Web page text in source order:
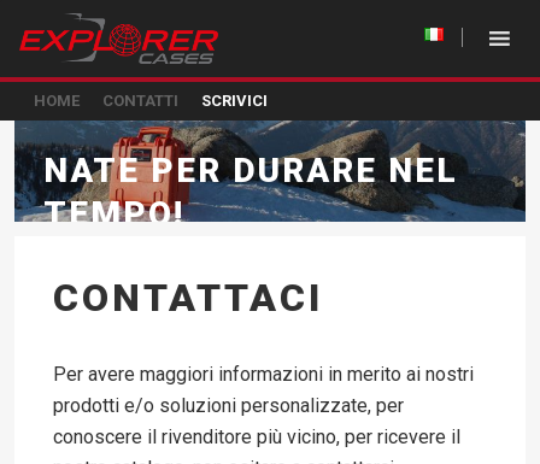
HOME CONTATTI SCRIVICI
NATE PER DURARE NEL
TEMPO!
CONTATTACI
Per avere maggiori informazioni in merito ai nostri
prodotti e/o soluzioni personalizzate, per
conoscere il rivenditore più vicino, per ricevere il